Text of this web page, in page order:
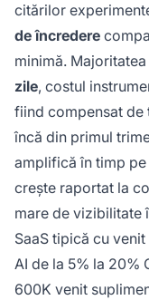
citărilor
de încredere
minimă.
zile, costul
fiind compensat
încă din primul
amplifică în timp
crește raportat la
mare de vizibilitate
SaaS tipică cu
AI de la 5% la 20%
600K venit